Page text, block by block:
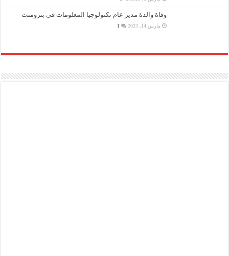
وفاة والدة مدير عام تكنولوجيا المعلومات في بترومنت
مارس 14, 2023 1